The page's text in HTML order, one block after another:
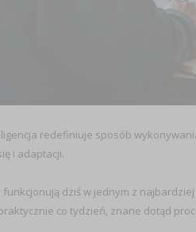
redefiniuje sposób
i adaptacji.
dziś w jednym z
co tydzień, znane dotąd